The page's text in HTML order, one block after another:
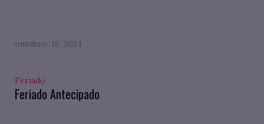
outubro. 16, 2024
Feriado
Feriado Antecipado